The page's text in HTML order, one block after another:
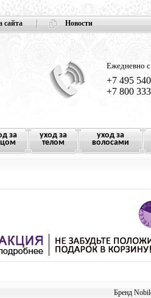
сайта Новости
Ежедневно
+7 495
+7 800
за
уход за
телом
уход за
волосами
Бренд